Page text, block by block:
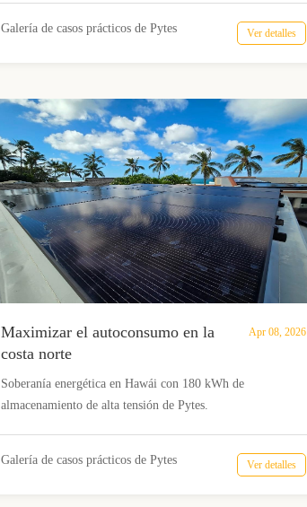
surtidores de combustible, los puntos de venta y laVer detalles
Galería de casos prácticos de Pytes
Apr 08, 2026
Maximizar el autoconsumo en la
costa norte
Soberanía energética en Hawái con 180 kWh de
almacenamiento de alta tensión de Pytes.
Ver detalles
Galería de casos prácticos de Pytes